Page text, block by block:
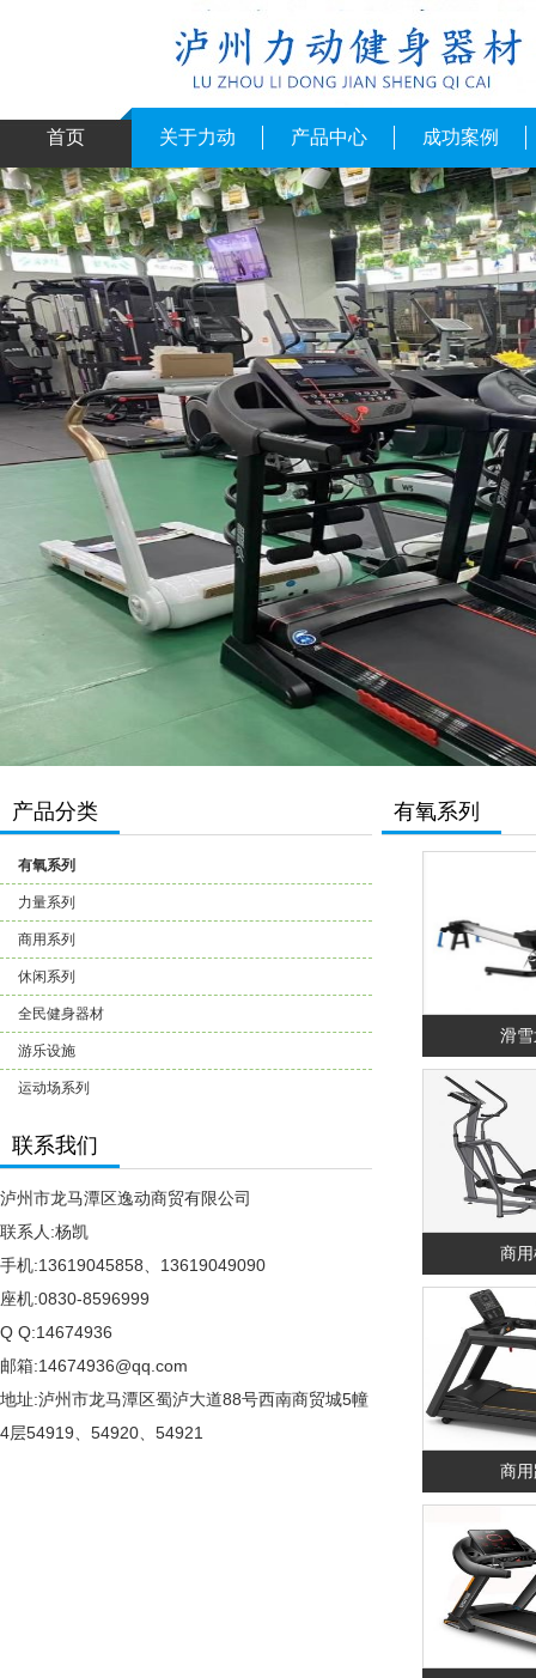
首页 关于力动 产品中心 成功案例
产品分类
有氧系列
力量系列
商用系列
休闲系列
全民健身器材
游乐设施
运动场系列
联系我们
泸州市龙马潭区逸动商贸有限公司
联系人:杨凯
手机:13619045858、13619049090
座机:0830-8596999
Q Q:14674936
邮箱:14674936@qq.com
地址:泸州市龙马潭区蜀泸大道88号西南商贸城5幢
4层54919、54920、54921
有氧系列
滑
商
商